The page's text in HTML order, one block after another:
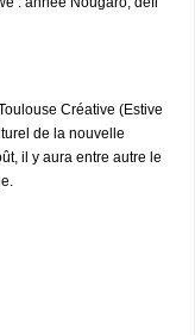
Créative (Estive
de la nouvelle
il y aura entre autre le